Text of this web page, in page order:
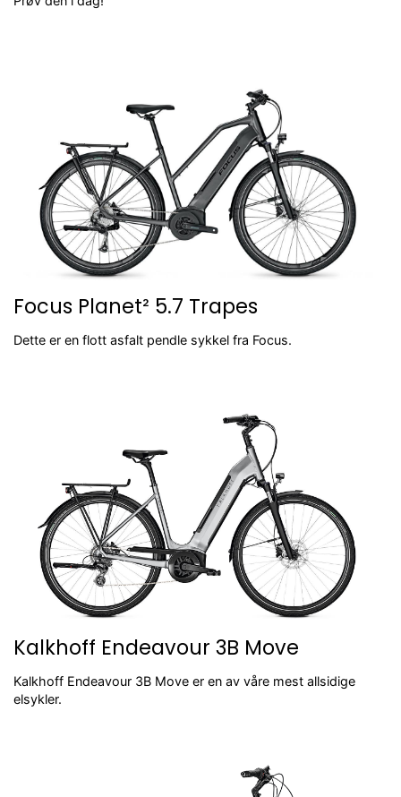
Focus Planet² 5.7 Trapes
Dette er en flott asfalt pendle sykkel fra Focus.
Kalkhoff Endeavour 3B Move
Kalkhoff Endeavour 3B Move er en av våre mest allsidige
elsykler.